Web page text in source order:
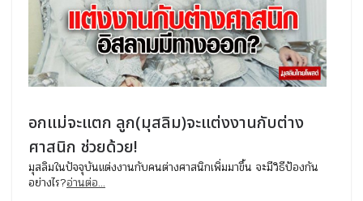
อกแม่จะแตก ลูก(มุสลิม)จะแต่งงานกับต่าง
ศาสนิก ช่วยด้วย!
มุสลิมในปัจจุบันแต่งงานกับคนต่างศาสนิกเพิ่มมาขึ้น จะมีวิธีป้องกัน
อย่างไร?อ่านต่อ...